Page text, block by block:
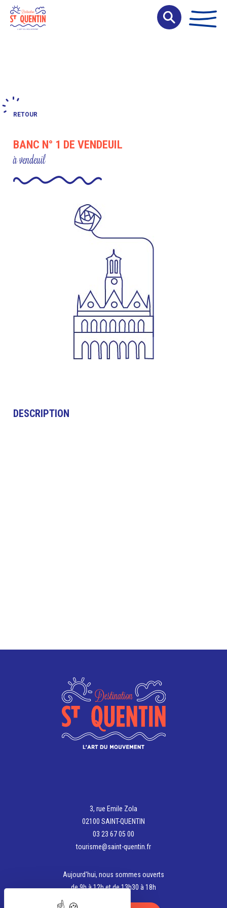
RETOUR
BANC N° 1 DE VENDEUIL
à vendeuil
DESCRIPTION
3, rue Emile Zola
02100 SAINT-QUENTIN
03 23 67 05 00
tourisme@saint-quentin.fr
Aujourd'hui, nous sommes ouverts
de 9h à 12h et de 13h30 à 18h
Panneau de gestion des cookies